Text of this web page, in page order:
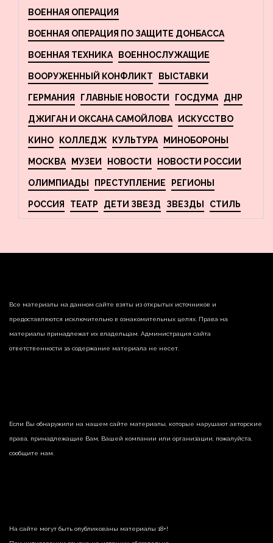
ВОЕННАЯ ОПЕРАЦИЯ
ВОЕННАЯ ОПЕРАЦИЯ ПО ЗАЩИТЕ ДОНБАССА
ВОЕННАЯ ТЕХНИКА ВОЕННОСЛУЖАЩИЕ
ВООРУЖЕННЫЙ КОНФЛИКТ ВЫСТАВКИ
ГЕРМАНИЯ ГЛАВНЫЕ НОВОСТИ ГОСДУМА ДНР
ДЖИГАН И ОКСАНА САМОЙЛОВА ИСКУССТВО
КИНО КОЛЛЕДЖ КУЛЬТУРА МИНОБОРОНЫ
МОСКВА МУЗЕИ НОВОСТИ НОВОСТИ РОССИИ
ОЛИМПИАДЫ ПРЕСТУПЛЕНИЕ РЕГИОНЫ
РОССИЯ ТЕАТР ДЕТИ ЗВЕЗД ЗВЕЗДЫ СТИЛЬ
Все материалы на данном сайте взяты из открытых источников и
предоставляются исключительно в ознакомительных целях. Права на
материалы принадлежат их владельцам. Администрация сайта
ответственности за содержание материала не несет.
Если Вы обнаружили на нашем сайте материалы, которые нарушают авторские
права, принадлежащие Вам, Вашей компании или организации, пожалуйста,
сообщите нам.
На сайте могут быть опубликованы материалы 18+!